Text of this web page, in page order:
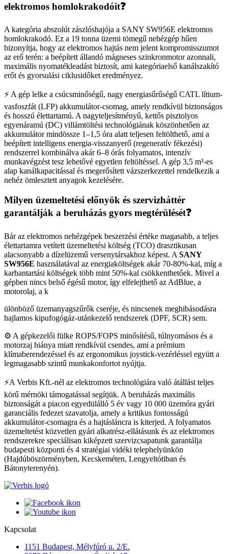
elektromos homlokrakodóit❓
A kategória abszolút zászlóshajója a SANY SW956E elektromos
homlokrakodó. Ez a 19 tonna üzemi tömegű nehézgép hűen
bizonyítja, hogy az elektromos hajtás nem jelent kompromisszumot
az erő terén: a beépített állandó mágneses szinkronmotor azonnali,
maximális nyomatékleadást biztosít, ami kategóriaelső kanálszakító
erőt és gyorsulási ciklusidőket eredményez.
⚡ A gép lelke a csúcsminőségű, nagy energiasűrűségű CATL lítium-
vasfoszfát (LFP) akkumulátor-csomag, amely rendkívül biztonságos
és hosszú élettartamú. A nagyteljesítményű, kettős pisztolyos
egyenáramú (DC) villámtöltési technológiának köszönhetően az
akkumulátor mindössze 1–1,5 óra alatt teljesen feltölthető, ami a
beépített intelligens energia-visszanyerő (regeneratív fékezési)
rendszerrel kombinálva akár 6–8 órás folyamatos, intenzív
munkavégzést tesz lehetővé egyetlen feltöltéssel. A gép 3,5 m³-es
alap kanálkapacitással és megerősített vázszerkezettel rendelkezik a
nehéz ömlesztett anyagok kezelésére.
Milyen üzemeltetési előnyök és szervizháttér
garantálják a beruházás gyors megtérülését❓
Bár az elektromos nehézgépek beszerzési értéke magasabb, a teljes
élettartamra vetített üzemeltetési költség (TCO) drasztikusan
alacsonyabb a dízelüzemű versenytársakhoz képest. A SANY
SW956E használatával az energiaköltségek akár 70-80%-kal, míg a
karbantartási költségek több mint 50%-kal csökkenthetőek. Mivel a
gépben nincs belső égésű motor, így elfelejthető az AdBlue, a
motorolaj, a k
ülönböző üzemanyagszűrők cseréje, és nincsenek meghibásodásra
hajlamos kipufogógáz-utánkezelő rendszerek (DPF, SCR) sem.
⚙️ A gépkezelői fülke ROPS/FOPS minősítésű, túlnyomásos és a
motorzaj hiánya miatt rendkívül csendes, ami a prémium
klímaberendezéssel és az ergonomikus joystick-vezérléssel együtt a
legmagasabb szintű munkakonfortot nyújtja.
⚡A Verbis Kft.-nél az elektromos technológiára való átállást teljes
körű mérnöki támogatással segítjük. A beruházás maximális
biztonságát a piacon egyedülálló 5 év vagy 10 000 üzemóra gyári
garanciális fedezet szavatolja, amely a kritikus fontosságú
akkumulátor-csomagra és a hajtásláncra is kiterjed. A folyamatos
üzemeltetést közvetlen gyári alkatrész-ellátásunk és az elektromos
rendszerekre speciálisan kiképzett szervizcsapatunk garantálja
budapesti központi és 4 stratégiai vidéki telephelyünkön
(Hajdúböszörményben, Kecskeméten, Lengyeltótiban és
Bátonyterenyén).
Kapcsolat
1151 Budapest, Mélyfúró u. 2/E.